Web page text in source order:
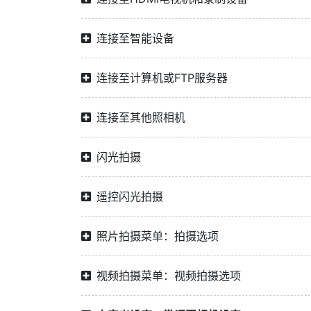
连接至智能设备
连接至计算机或FTP服务器
连接至其他照相机
闪光拍摄
遥控闪光拍摄
照片拍摄菜单：拍摄选项
视频拍摄菜单：视频拍摄选项